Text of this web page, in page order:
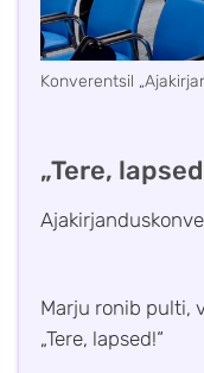
Konverentsil
„Tere,
Marju ronib pulti,
„Tere, lapsed!“